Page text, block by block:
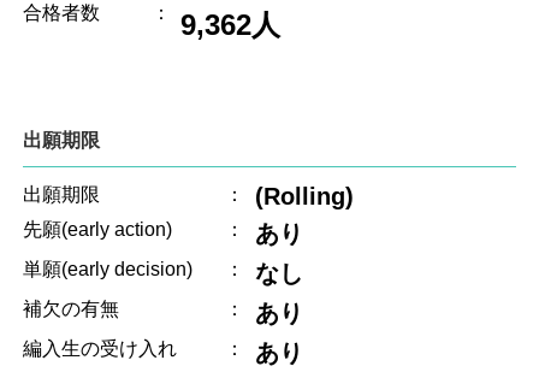
合格者数 ： 9,362人
出願期限
出願期限 ： (Rolling)
先願(early action) ： あり
単願(early decision) ： なし
補欠の有無 ： あり
編入生の受け入れ ： あり